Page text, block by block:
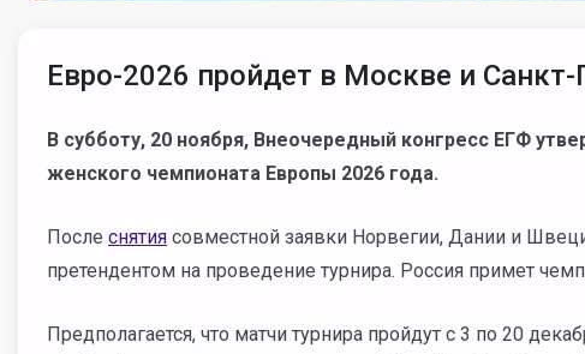
Евро-2026 пройдет в Москве и Санкт-
В субботу, 20 ноября, Внеочередный конгресс ЕГФ
женского чемпионата Европы 2026 года.
После снятия совместной заявки Норвегии, Дании и
претендентом на проведение турнира. Россия примет
Предполагается, что матчи турнира пройдут с 3 по 20